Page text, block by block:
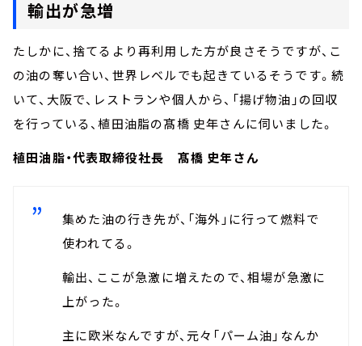
輸出が急増
たしかに、捨てるより再利用した方が良さそうですが、こ
の油の奪い合い、世界レベルでも起きているそうです。続
いて、大阪で、レストランや個人から、「揚げ物油」の回収
を行っている、植田油脂の髙橋 史年さんに伺いました。
植田油脂・代表取締役社長 髙橋 史年さん
集めた油の行き先が、「海外」に行って燃料で
使われてる。
輸出、ここが急激に増えたので、相場が急激に
上がった。
主に欧米なんですが、元々「パーム油」なんか